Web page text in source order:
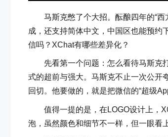
马斯克憋了个大招。酝酿四年的“西
成，还支持简体中文，中国区也能预约
信吗？XChat有哪些差异化？
先看第一个问题：怎么看待马斯克打
式的超前与强大。马斯克不止一次公开
回切。他要做的，就是把微信的“超级
值得一提的是，在LOGO设计上，
泡，虽然颜色和细节不一样，但一眼看